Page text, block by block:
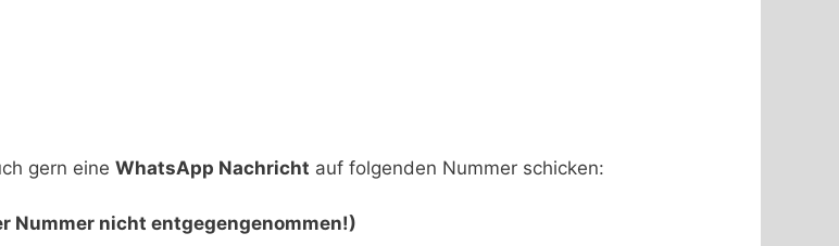
gern eine WhatsApp Nachricht auf folgenden Nummer schicken:
Nummer nicht entgegengenommen!)